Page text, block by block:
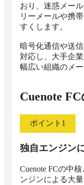
おり、迷惑メー
リーメールや携
すくします。
暗号化通信や送
対応し、大手企
幅広い組織のメ
Cuenote FC
ポイント 1
独自エンジン
Cuenote FCの中
ンジンによる大